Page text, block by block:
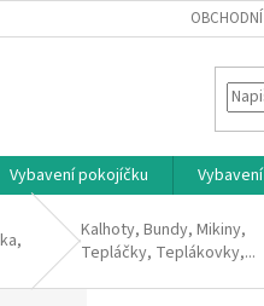
Vybavení pokojíčku
Kalhoty, Bundy, Mikiny,
Tepláčky, Teplákovky,...